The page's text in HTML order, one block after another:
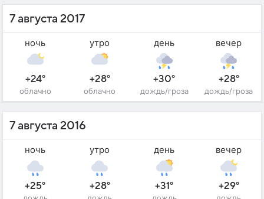
7 августа 2017
ночь
+24°
облачно
утро
+28°
облачно
день
+30°
дождь/гроза
вечер
+28°
дождь/гроза
7 августа 2016
ночь
+25°
утро
+28°
день
+31°
вечер
+29°